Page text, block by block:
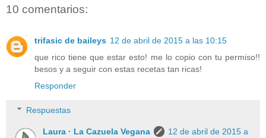
10 comentarios:
trifasic de baileys 12 de abril de 2015 a las 10:15
que rico tiene que estar esto! me lo copio con tu permiso!!
besos y a seguir con estas recetas tan ricas!
Responder
Respuestas
Laura · La Cazuela Vegana
12 de abril de 2015 a